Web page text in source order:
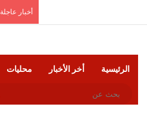
أخبار عاجلة
الرئيسية أخر الأخبار محليات